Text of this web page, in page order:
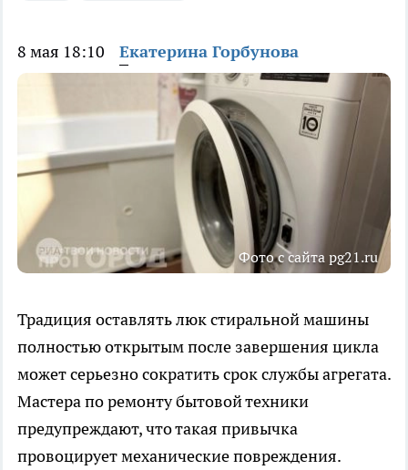
8 мая 18:10 Екатерина Горбунова
Фото с сайта pg21.ru
Традиция оставлять люк стиральной машины
полностью открытым после завершения цикла
может серьезно сократить срок службы агрегата.
Мастера по ремонту бытовой техники
предупреждают, что такая привычка
провоцирует механические повреждения.